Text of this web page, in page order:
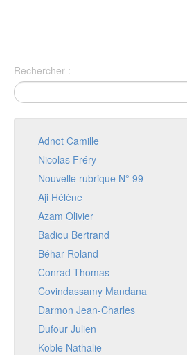
Rechercher :
Adnot Camille
Nicolas Fréry
Nouvelle rubrique N° 99
Aji Hélène
Azam Olivier
Badiou Bertrand
Béhar Roland
Conrad Thomas
Covindassamy Mandana
Darmon Jean-Charles
Dufour Julien
Koble Nathalie